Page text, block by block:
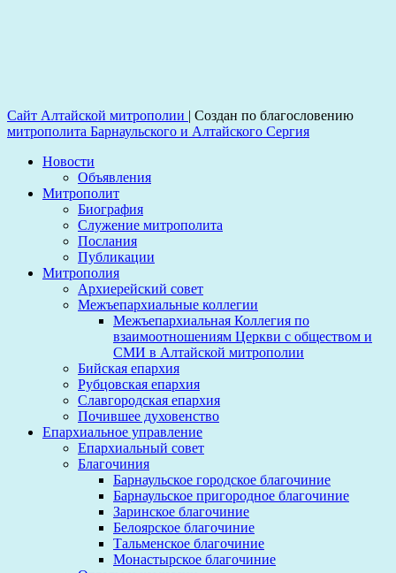
Сайт Алтайской митрополии | Создан по благословению
митрополита Барнаульского и Алтайского Сергия
Новости
Объявления
Митрополит
Биография
Служение митрополита
Послания
Публикации
Митрополия
Архиерейский совет
Межъепархиальные коллегии
Межъепархиальная Коллегия по
взаимоотношениям Церкви с обществом и
СМИ в Алтайской митрополии
Бийская епархия
Рубцовская епархия
Славгородская епархия
Почившее духовенство
Епархиальное управление
Епархиальный совет
Благочиния
Барнаульское городское благочиние
Барнаульское пригородное благочиние
Заринское благочиние
Белоярское благочиние
Тальменское благочиние
Монастырское благочиние